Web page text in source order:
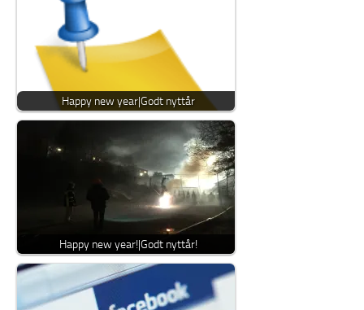
Happy new year|Godt nyttår
Happy new year!|Godt nyttår!